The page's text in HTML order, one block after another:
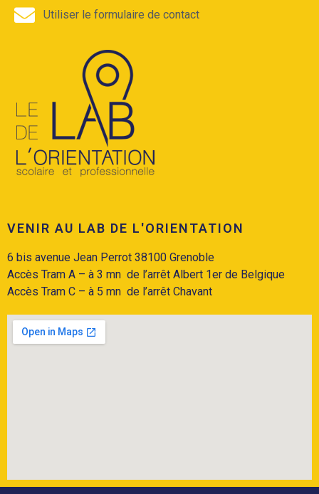
Utiliser le formulaire de contact
VENIR AU LAB DE L'ORIENTATION
6 bis avenue Jean Perrot 38100 Grenoble
Accès Tram A – à 3 mn de l’arrêt Albert 1er de Belgique
Accès Tram C – à 5 mn de l’arrêt Chavant